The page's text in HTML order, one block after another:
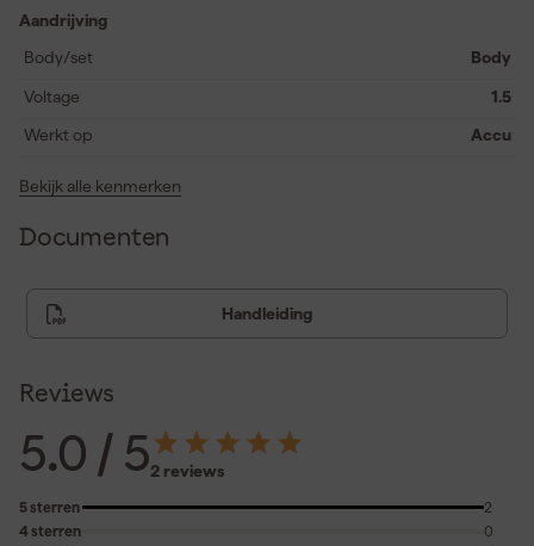
geluid en heeft een langere gebruiksduur dankzij de
duurzaamheid, gebruiksgemak en slimme documentatie maakt
deze afstandsmeter tot een veelzijdig hulpmiddel voor elke
Bluetooth®-connectiviteit en Bosch MeasureOn-app.
Gemakkelijk af te lezen door display met hoog contrast en een
functie “grote cijfers.”
Waterpasfunctie met zowel graden als procenten.
Aandrijving
Body/set
Body
Voltage 1.5
Werkt op Accu
Bekijk alle kenmerken
Documenten
Handleiding
Reviews
5.0 / 52 reviews
5 sterren
2
4 sterren
0